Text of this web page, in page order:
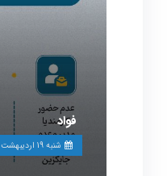
فواد
شنبه 19 اردیبهشت 1405 - 08:57 (3 ماه قبل)